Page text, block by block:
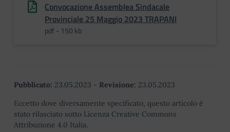
Convocazione Assemblea Sindacale
Provinciale 25 Maggio 2023 TRAPANI
pdf - 150 kb
Pubblicato: 23.05.2023 - Revisione: 23.05.2023
Eccetto dove diversamente specificato, questo articolo è
stato rilasciato sotto Licenza Creative Commons
Attribuzione 4.0 Italia.